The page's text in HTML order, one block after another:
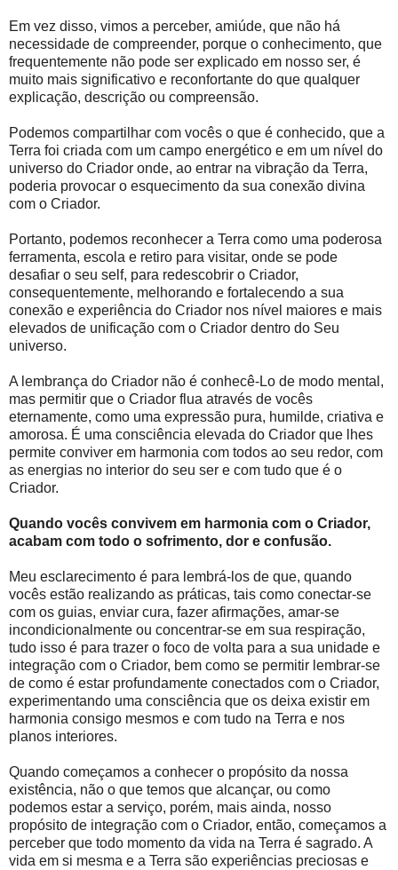
Em vez disso, vimos a perceber, amiúde, que não há
necessidade de compreender, porque o conhecimento, que
frequentemente não pode ser explicado em nosso ser, é
muito mais significativo e reconfortante do que qualquer
explicação, descrição ou compreensão.
Podemos compartilhar com vocês o que é conhecido, que a
Terra foi criada com um campo energético e em um nível do
universo do Criador onde, ao entrar na vibração da Terra,
poderia provocar o esquecimento da sua conexão divina
com o Criador.
Portanto, podemos reconhecer a Terra como uma poderosa
ferramenta, escola e retiro para visitar, onde se pode
desafiar o seu self, para redescobrir o Criador,
consequentemente, melhorando e fortalecendo a sua
conexão e experiência do Criador nos nível maiores e mais
elevados de unificação com o Criador dentro do Seu
universo.
A lembrança do Criador não é conhecê-Lo de modo mental,
mas permitir que o Criador flua através de vocês
eternamente, como uma expressão pura, humilde, criativa e
amorosa. É uma consciência elevada do Criador que lhes
permite conviver em harmonia com todos ao seu redor, com
as energias no interior do seu ser e com tudo que é o
Criador.
Quando vocês convivem em harmonia com o Criador,
acabam com todo o sofrimento, dor e confusão.
Meu esclarecimento é para lembrá-los de que, quando
vocês estão realizando as práticas, tais como conectar-se
com os guias, enviar cura, fazer afirmações, amar-se
incondicionalmente ou concentrar-se em sua respiração,
tudo isso é para trazer o foco de volta para a sua unidade e
integração com o Criador, bem como se permitir lembrar-se
de como é estar profundamente conectados com o Criador,
experimentando uma consciência que os deixa existir em
harmonia consigo mesmos e com tudo na Terra e nos
planos interiores.
Quando começamos a conhecer o propósito da nossa
existência, não o que temos que alcançar, ou como
podemos estar a serviço, porém, mais ainda, nosso
propósito de integração com o Criador, então, começamos a
perceber que todo momento da vida na Terra é sagrado. A
vida em si mesma e a Terra são experiências preciosas e